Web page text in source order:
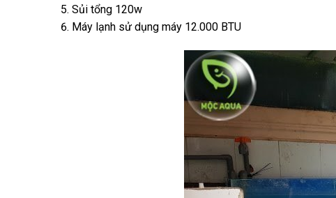
Sủi tổng 120w
Máy lạnh sử dụng máy 12.000 BTU